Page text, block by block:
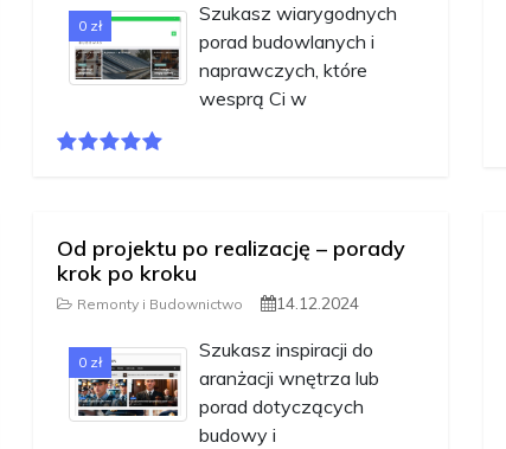
0 zł
Szukasz wiarygodnych
porad budowlanych i
naprawczych, które
wesprą Ci w
Od projektu po realizację – porady
krok po kroku
Remonty i Budownictwo 14.12.2024
0 zł
Szukasz inspiracji do
aranżacji wnętrza lub
porad dotyczących
budowy i